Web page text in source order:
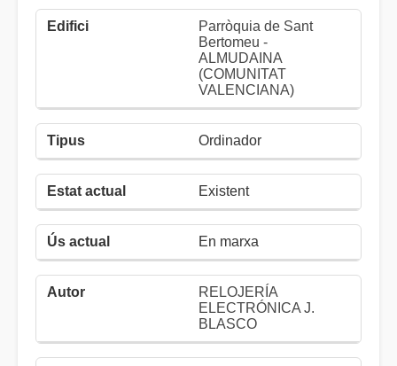
Parròquia de Sant
Bertomeu -
ALMUDAINA
(COMUNITAT
VALENCIANA)
Ordinador
Existent
En marxa
RELOJERÍA
ELECTRÓNICA J.
BLASCO